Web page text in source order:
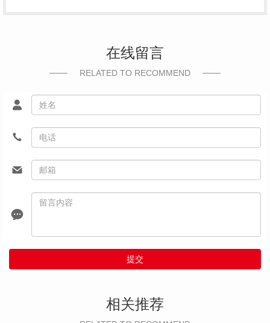
在线留言
RELATED TO RECOMMEND
提交
相关推荐